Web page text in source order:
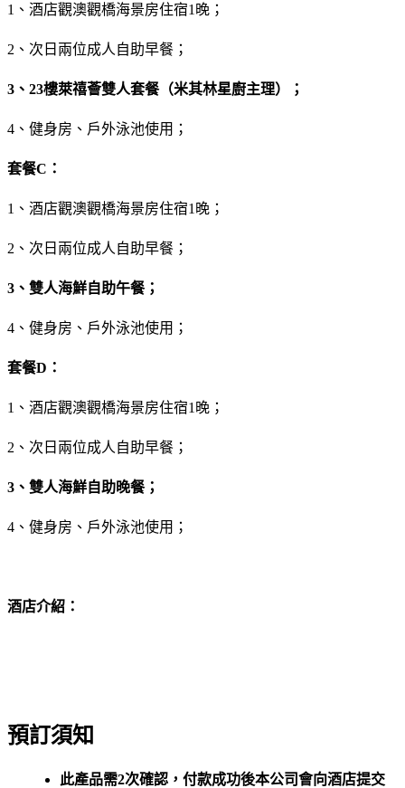
1、酒店觀澳觀橋海景房住宿1晚；
2、次日兩位成人自助早餐；
3、23樓萊禧薈雙人套餐（米其林星廚主理）；
4、健身房、戶外泳池使用；
套餐C：
1、酒店觀澳觀橋海景房住宿1晚；
2、次日兩位成人自助早餐；
3、雙人海鮮自助午餐；
4、健身房、戶外泳池使用；
套餐D：
1、酒店觀澳觀橋海景房住宿1晚；
2、次日兩位成人自助早餐；
3、雙人海鮮自助晚餐；
4、健身房、戶外泳池使用；
酒店介紹：
預訂須知
此產品需2次確認，付款成功後本公司會向酒店提交